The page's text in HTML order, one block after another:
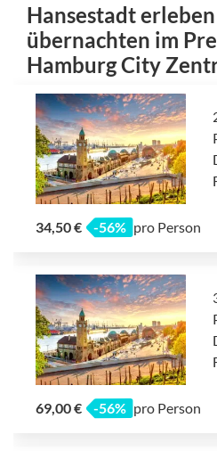
Hansestadt
übernachten im
Hamburg City
34,50 € -56% pro Person
69,00 € -56% pro Person